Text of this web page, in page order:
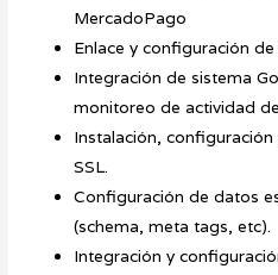
MercadoPago
Enlace y configuración
Integración de sistema
monitoreo de actividad
Instalación,
SSL.
Configuración de datos
(schema, meta tags, etc).
Integración y